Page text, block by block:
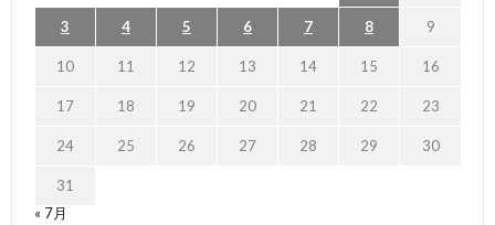
3 4 5 6 7 8 9
10 11 12 13 14 15 16
17 18 19 20 21 22 23
24 25 26 27 28 29 30
31
« 7月